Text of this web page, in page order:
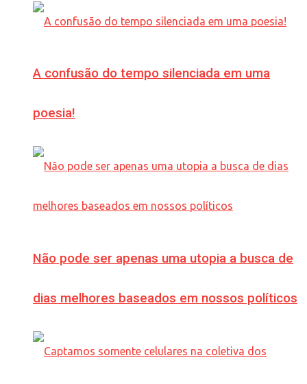
A confusão do tempo silenciada em uma
poesia!
Não pode ser apenas uma utopia a busca de
dias melhores baseados em nossos políticos